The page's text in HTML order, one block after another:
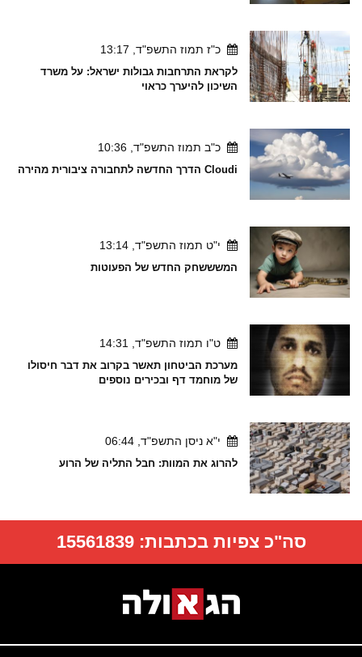
כ"ז תמוז התשפ"ד, 13:17
לקראת התרחבות גבולות ישראל: על משרד
השיכון להיערך כראוי
כ"ב תמוז התשפ"ד, 10:36
Cloudi הדרך החדשה לתחבורה ציבורית מהירה
י"ט תמוז התשפ"ד, 13:14
המשששחק החדש של הפעוטות
ט"ו תמוז התשפ"ד, 14:31
מערכת הביטחון תאשר בקרוב את דבר חיסולו
של מוחמד דף ובכירים נוספים
י"א ניסן התשפ"ד, 06:44
להרוג את המוות: חבל התליה של הרוע
סה"כ צפיות בכתבות:15561839